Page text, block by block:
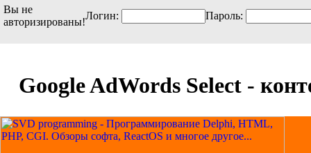
Вы не
авторизированы!
Логин: Пароль:
Google AdWords Select -